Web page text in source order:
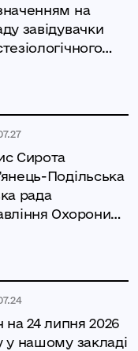
на
завідувачки
Сирота
Подільська
рада
Охорони
на 24 липня 2026
у нашому закладі